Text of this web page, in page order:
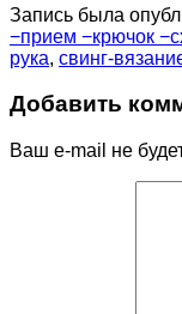
Запись была
−прием −крючок
рука, свинг-
Добавить
Ваш e-mail не